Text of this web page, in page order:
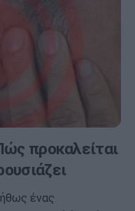
προκαλείται
ένας